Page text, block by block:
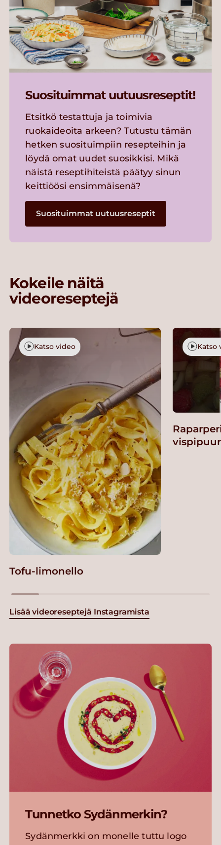
Suosituimmat uutuusreseptit!
Etsitkö testattuja ja toimivia
ruokaideoita arkeen? Tutustu tämän
hetken suosituimpiin resepteihin ja
löydä omat uudet suosikkisi. Mikä
näistä reseptihiteistä päätyy sinun
keittiöösi ensimmäisenä?
Suosituimmat uutuusreseptit
Kokeile näitä
videoreseptejä
Katso video
Tofu-limonello
Katso
Lisää videoreseptejä Instagramista
Tunnetko Sydänmerkin?
Sydänmerkki on monelle tuttu logo